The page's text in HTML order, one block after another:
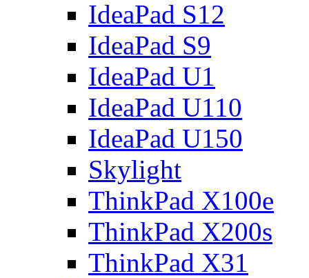
IdeaPad S12
IdeaPad S9
IdeaPad U1
IdeaPad U110
IdeaPad U150
Skylight
ThinkPad X100e
ThinkPad X200s
ThinkPad X31